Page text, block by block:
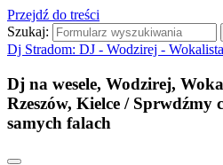
Przejdź do treści
Szukaj:
Dj Stradom: DJ - Wodzirej - Wokalista
Dj na wesele, Wodzirej,
Rzeszów, Kielce / Sprwdźmy
samych falach